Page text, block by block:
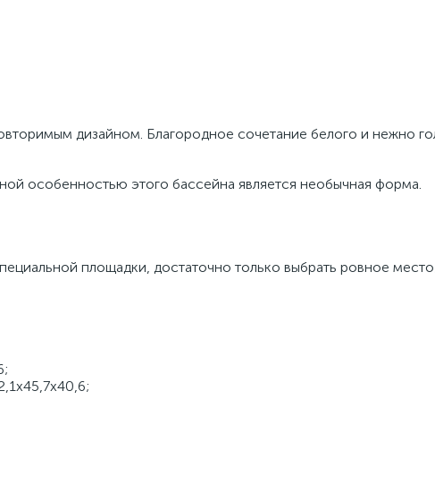
дизайном. Благородное сочетание белого и нежно
особенностью этого бассейна является необычная форма.
площадки, достаточно только выбрать ровное